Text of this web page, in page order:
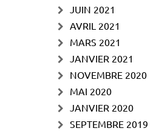
JUIN 2021
AVRIL 2021
MARS 2021
JANVIER 2021
NOVEMBRE 2020
MAI 2020
JANVIER 2020
SEPTEMBRE 2019